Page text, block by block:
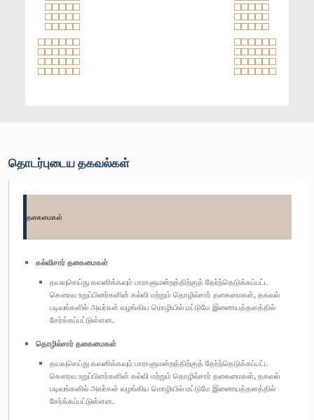
தொடர்புடைய தகவல்கள்
தகைமைகள்
கல்விசார் தகைமைகள்
தயவுசெய்து கவனிக்கவும் பாராளுமன்றத்திற்குத் தேர்ந்தெடுக்கப்பட்ட
கௌரவ உறுப்பினர்களின் கல்வி மற்றும் தொழில்சார் தகைமைகள், தகவல்
படிவங்களில் அவர்கள் வழங்கிய மொழியில் மட்டுமே இணையத்தளத்தில்
சேர்க்கப்பட்டுள்ளன.
தொழில்சார் தகைமைகள்
தயவுசெய்து கவனிக்கவும் பாராளுமன்றத்திற்குத் தேர்ந்தெடுக்கப்பட்ட
கௌரவ உறுப்பினர்களின் கல்வி மற்றும் தொழில்சார் தகைமைகள், தகவல்
படிவங்களில் அவர்கள் வழங்கிய மொழியில் மட்டுமே இணையத்தளத்தில்
சேர்க்கப்பட்டுள்ளன.